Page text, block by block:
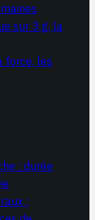
sur 3 g, la
force, les
: durée
: